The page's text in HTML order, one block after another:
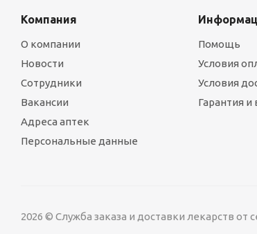
Компания
О компании
Новости
Сотрудники
Вакансии
Адреса аптек
Персональные данные
Помощь
Условия
Условия
Гарантия и
2026 © Служба заказа и доставки лекарств от